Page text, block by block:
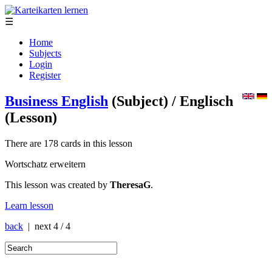
☰
Home
Subjects
Login
Register
Business English (Subject) / Englisch
(Lesson)
There are 178 cards in this lesson
Wortschatz erweitern
This lesson was created by TheresaG.
Learn lesson
back | next 4 / 4